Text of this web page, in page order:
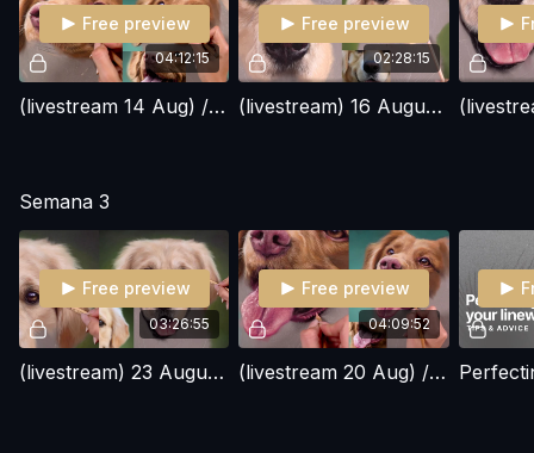
04:12:15
Free preview
(livestream 14 Aug) / Toller / Hocico + Nariz
02:28:15
Free preview
(livestream) 16 August PART 1 / Golden Retriever / Nose + Muzzle
Semana 3
03:26:55
Free preview
(livestream) 23 August / Golden Retriever / Right eye + Ear
04:09:52
Free preview
(livestream 20 Aug) / Toller / Boca + Hocico